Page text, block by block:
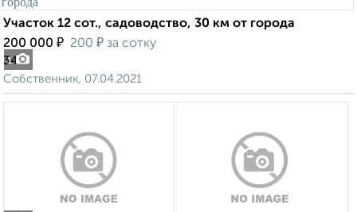
1
Участок 12 сот., садоводство, 30 км от города
200 000 ₽ 200 ₽ за сотку
34
Собственник, 07.04.2021